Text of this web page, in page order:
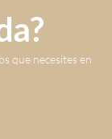
que necesites en